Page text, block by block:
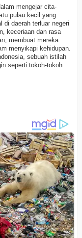
mengejar cita-
pulau kecil yang
di daerah terluar negeri
keceriaan dan rasa
membuat mereka
menyikapi kehidupan.
sebuah istilah
seperti tokoh-tokoh